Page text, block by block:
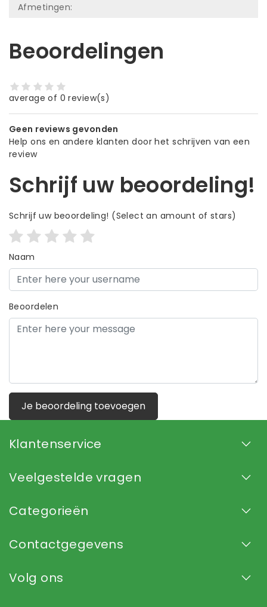
Afmetingen:
Beoordelingen
average of 0 review(s)
Geen reviews gevonden
Help ons en andere klanten door het schrijven van een
review
Schrijf uw beoordeling!
Schrijf uw beoordeling! (Select an amount of stars)
Naam
Beoordelen
Je beoordeling toevoegen
Klantenservice
Veelgestelde vragen
Categorieën
Contactgegevens
Volg ons